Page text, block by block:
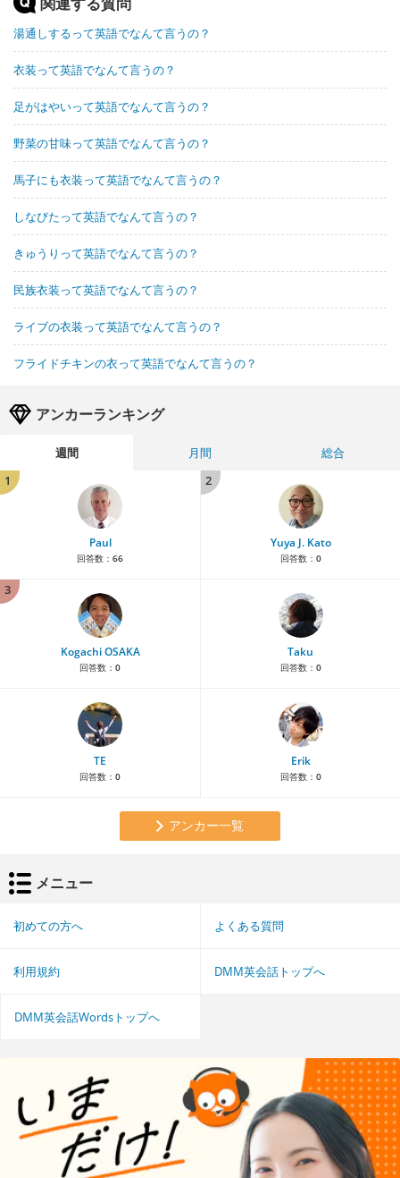
湯通しするって英語でなんて言うの？
衣装って英語でなんて言うの？
足がはやいって英語でなんて言うの？
野菜の甘味って英語でなんて言うの？
馬子にも衣装って英語でなんて言うの？
しなびたって英語でなんて言うの？
きゅうりって英語でなんて言うの？
民族衣装って英語でなんて言うの？
ライブの衣装って英語でなんて言うの？
フライドチキンの衣って英語でなんて言うの？
アンカーランキング
週間 月間
総合
1
Paul
回答数： 66
2
Yuya J. Kato
回答数： 0
3
Kogachi OSAKA
回答数： 0
Taku
回答数： 0
TE
回答数： 0
Erik
回答数： 0
アンカー一覧
メニュー
初めての方へ よくある質問
利用規約 DMM英会話トップへ
DMM英会話Wordsトップへ